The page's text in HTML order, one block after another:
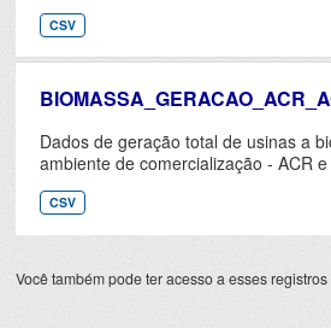
CSV
Dados de geração total de usinas a
ambiente de comercialização - ACR e
CSV
Você também pode ter acesso a esses